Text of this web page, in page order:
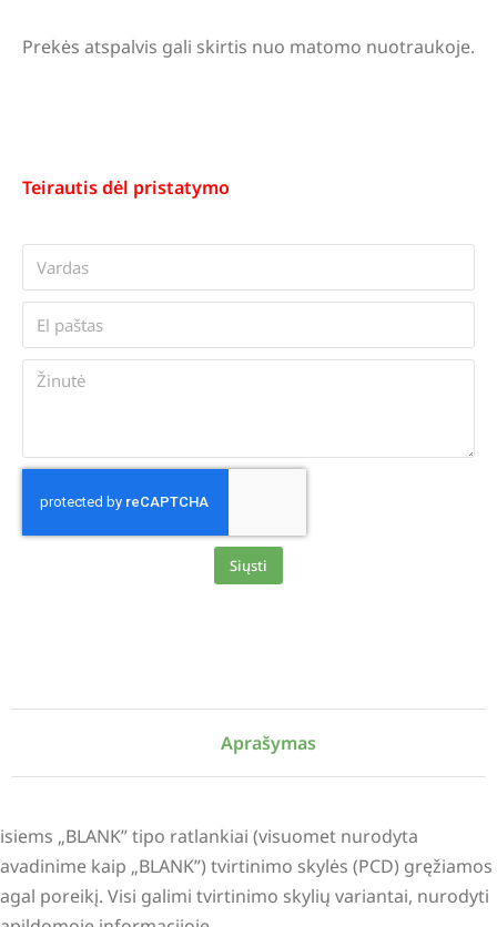
Prekės atspalvis gali skirtis nuo matomo nuotraukoje.
Teirautis dėl pristatymo
Siųsti
Aprašymas
„BLANK” tipo ratlankiai (visuomet nurodyta
kaip „BLANK”) tvirtinimo skylės (PCD) gręžiamos
poreikį. Visi galimi tvirtinimo skylių variantai, nurodyti